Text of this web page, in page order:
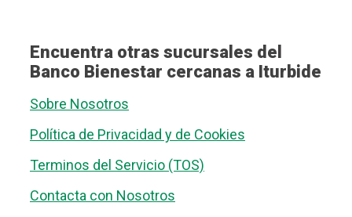
Encuentra otras sucursales del
Banco Bienestar cercanas a Iturbide
Sobre Nosotros
Política de Privacidad y de Cookies
Terminos del Servicio (TOS)
Contacta con Nosotros